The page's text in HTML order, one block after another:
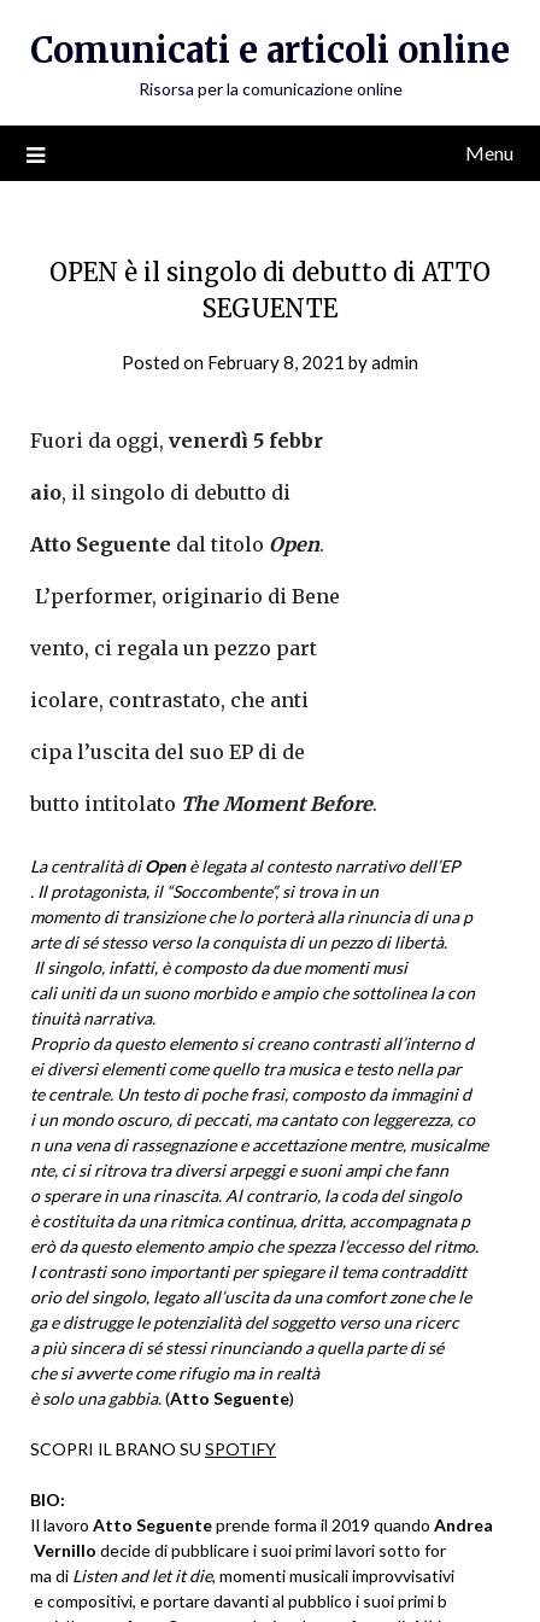
Comunicati e articoli online
Risorsa per la comunicazione online
Menu
OPEN è il singolo di debutto di ATTO
SEGUENTE
Posted on February 8, 2021 byadmin
Fuori da oggi, venerdì 5 febbr
aio, il singolo di debutto di
Atto Seguente dal titolo Open.
L’performer, originario di Bene
vento, ci regala un pezzo part
icolare, contrastato, che anti
cipa l’uscita del suo EP di de
butto intitolato The Moment Before.
La centralità diOpenè legataal contesto narrativo dell’EP
. Il protagonista, il “Soccombente”, si trova in un
momento di transizione che loporterà alla rinuncia di una p
arte di sé stesso verso la conquista di un pezzo di libertà.
Il singolo, infatti, è composto da due momenti musi
cali uniti da un suono morbidoe ampio che sottolinea la con
tinuità narrativa.
Proprio da questo elemento sicreano contrasti all’interno d
ei diversi elementi come quello tra musica e testo nella par
te centrale. Un testo di pochefrasi, composto da immagini d
i un mondo oscuro, di peccati, ma cantato con leggerezza, co
n una vena di rassegnazione eaccettazione mentre, musicalme
nte, ci si ritrova tra diversiarpeggi e suoni ampi che fann
o sperare in una rinascita. Alcontrario, la coda del singolo
è costituita da una ritmica continua, dritta, accompagnata p
erò da questo elemento ampio che spezza l’eccesso del ritmo.
I contrasti sono importanti per spiegare il tema contradditt
orio del singolo, legato all’uscita da una comfort zone che le
ga e distrugge le potenzialitàdel soggetto verso una ricerc
a più sincera di sé stessi rinunciando a quella parte di sé
che si avverte come rifugio main realtà
è solo una gabbia.(Atto Seguente)
SCOPRI IL BRANO SU SPOTIFY
BIO:
Il lavoro Atto Seguenteprende forma il 2019 quando Andrea
Vernillo decide di pubblicarei suoi primi lavori sotto for
ma di Listen and let it die, momenti musicali improvvisativi
e compositivi, e portare davanti al pubblico i suoi primi b